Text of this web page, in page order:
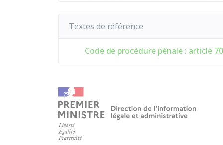
Textes de référence
Code de procédure pénale : article